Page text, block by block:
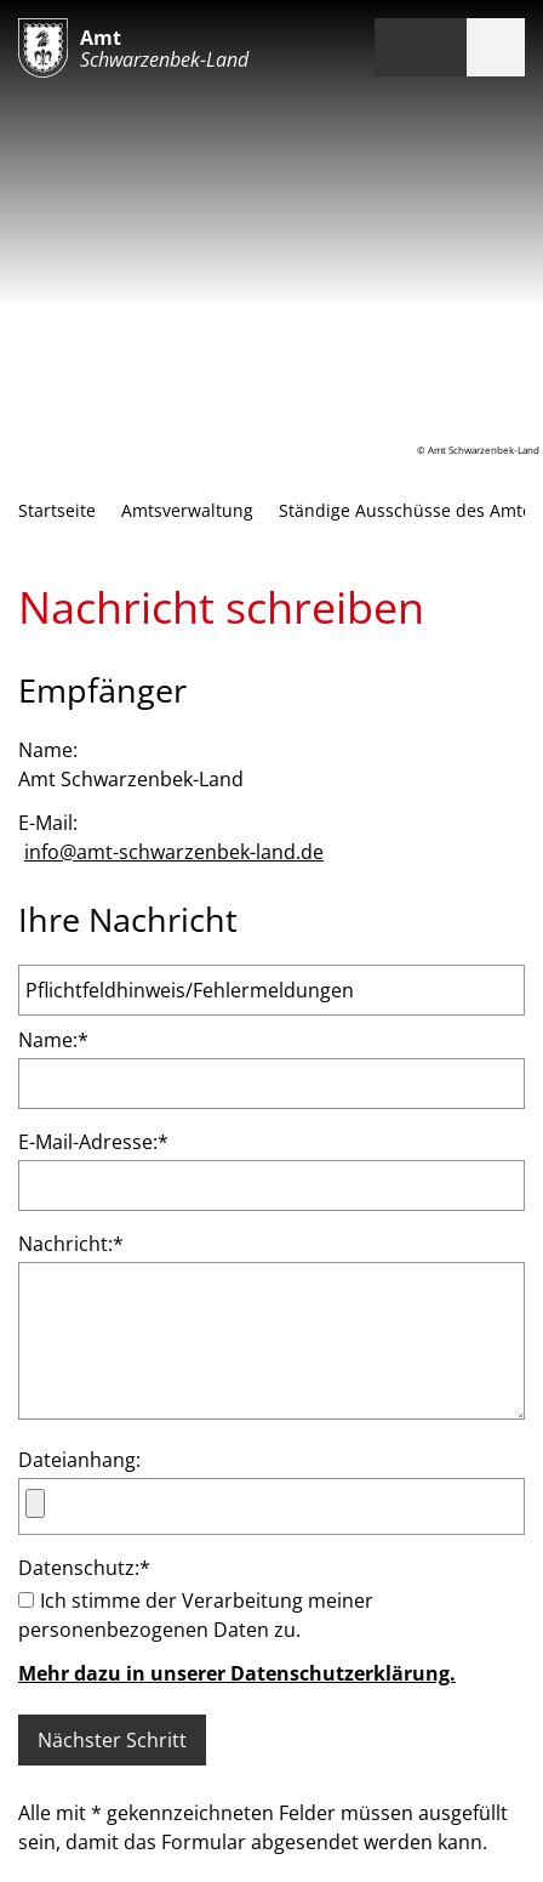
Amt
Schwarzenbek-Land
© Amt Schwarzenbek-Land
Startseite Amtsverwaltung Ständige Ausschüsse des Amtes
Nachricht schreiben
Empfänger
Name:
Amt Schwarzenbek-Land
E-Mail:
info@amt-schwarzenbek-land.de
Ihre Nachricht
Name:*
E-Mail-Adresse:*
Nachricht:*
Dateianhang:
Datenschutz:*
Ich stimme der Verarbeitung meiner
personenbezogenen Daten zu.
Mehr dazu in unserer Datenschutzerklärung.
Alle mit* gekennzeichneten Felder müssen ausgefüllt
sein, damit das Formular abgesendet werden kann.